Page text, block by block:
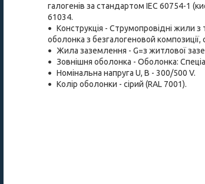
галогенів за стандартом IEC 60754-1
61034.
Конструкція - Струмопровідні жили з
оболонка з безгалогеновой композиції,
Жила заземлення - G=з житлової
Зовнішня оболонка - Оболонка:
Номінальна напруга U, В - 300/500 V.
Колір оболонки - сірий (RAL 7001).